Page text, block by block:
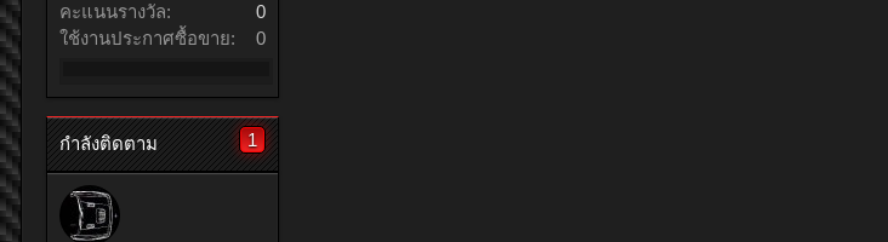
คะแนนรางวัล:
0
ใช้งานประกาศซื้อขาย:
0
กำลังติดตาม 1